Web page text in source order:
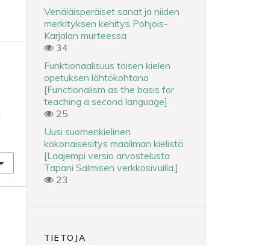
Venäläisperäiset sanat ja niiden
merkityksen kehitys Pohjois-
Karjalan murteessa
34
Funktionaalisuus toisen kielen
opetuksen lähtökohtana
[Functionalism as the basis for
teaching a second language]
25
Uusi suomenkielinen
kokonaisesitys maailman kielistä
[Laajempi versio arvostelusta
Tapani Salmisen verkkosivuilla.]
23
TIETOJA